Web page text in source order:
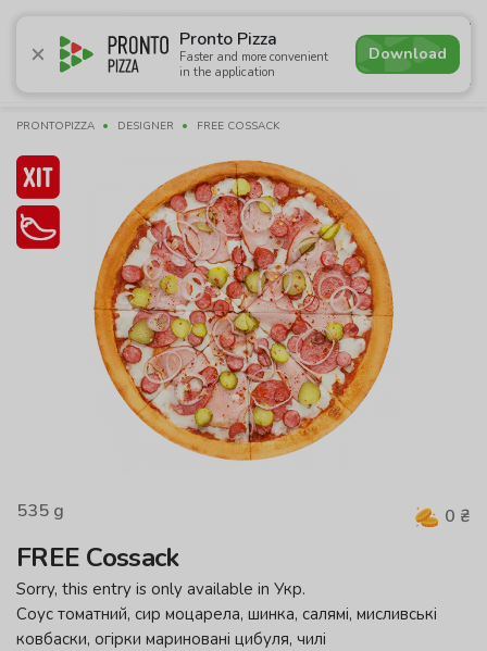
Pronto Pizza
Faster and more convenient
in the application
Download
4.9
Promotions Pizza Sushi Burgers Сombo
PRONTOPIZZA DESIGNER FREE COSSACK
535 g 0 ₴
FREE Cossack
Sorry, this entry is only available in Укр.
Cоус томатний, сир моцарела, шинка, салямі, мисливські
ковбаски, огірки мариновані цибуля, чилі